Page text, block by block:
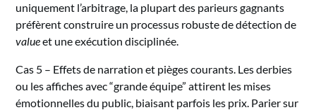
uniquement l’arbitrage, la plupart des parieurs gagnants
préfèrent construire un processus robuste de détection de
valueet une exécution disciplinée.
Cas 5 – Effets de narration et pièges courants. Les derbies
ou les affiches avec “grande équipe” attirent les mises
émotionnelles du public, biaisant parfois les prix. Parier sur